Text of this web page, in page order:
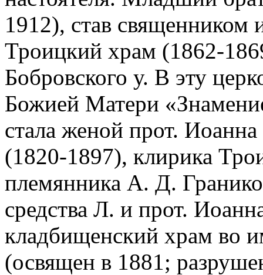
1912), став священником
Троицкий храм (1862-
Бобровского у. В эту
Божией Матери
стала женой прот.
(1820-1897), клирика
племянника А. Д.
средства Л. и прот.
кладбищенский храм во
(освящен в 1881;